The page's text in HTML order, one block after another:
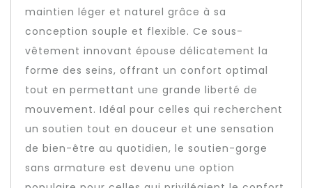
maintien léger et naturel grâce à sa
conception souple et flexible. Ce sous-
vêtement innovant épouse délicatement la
forme des seins, offrant un confort optimal
tout en permettant une grande liberté de
mouvement. Idéal pour celles qui recherchent
un soutien tout en douceur et une sensation
de bien-être au quotidien, le soutien-gorge
sans armature est devenu une option